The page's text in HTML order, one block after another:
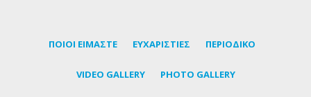
ΠΟΙΟΙ ΕΙΜΑΣΤΕ ΕΥΧΑΡΙΣΤΙΕΣ ΠΕΡΙΟΔΙΚΟ
VIDEO GALLERY PHOTO GALLERY